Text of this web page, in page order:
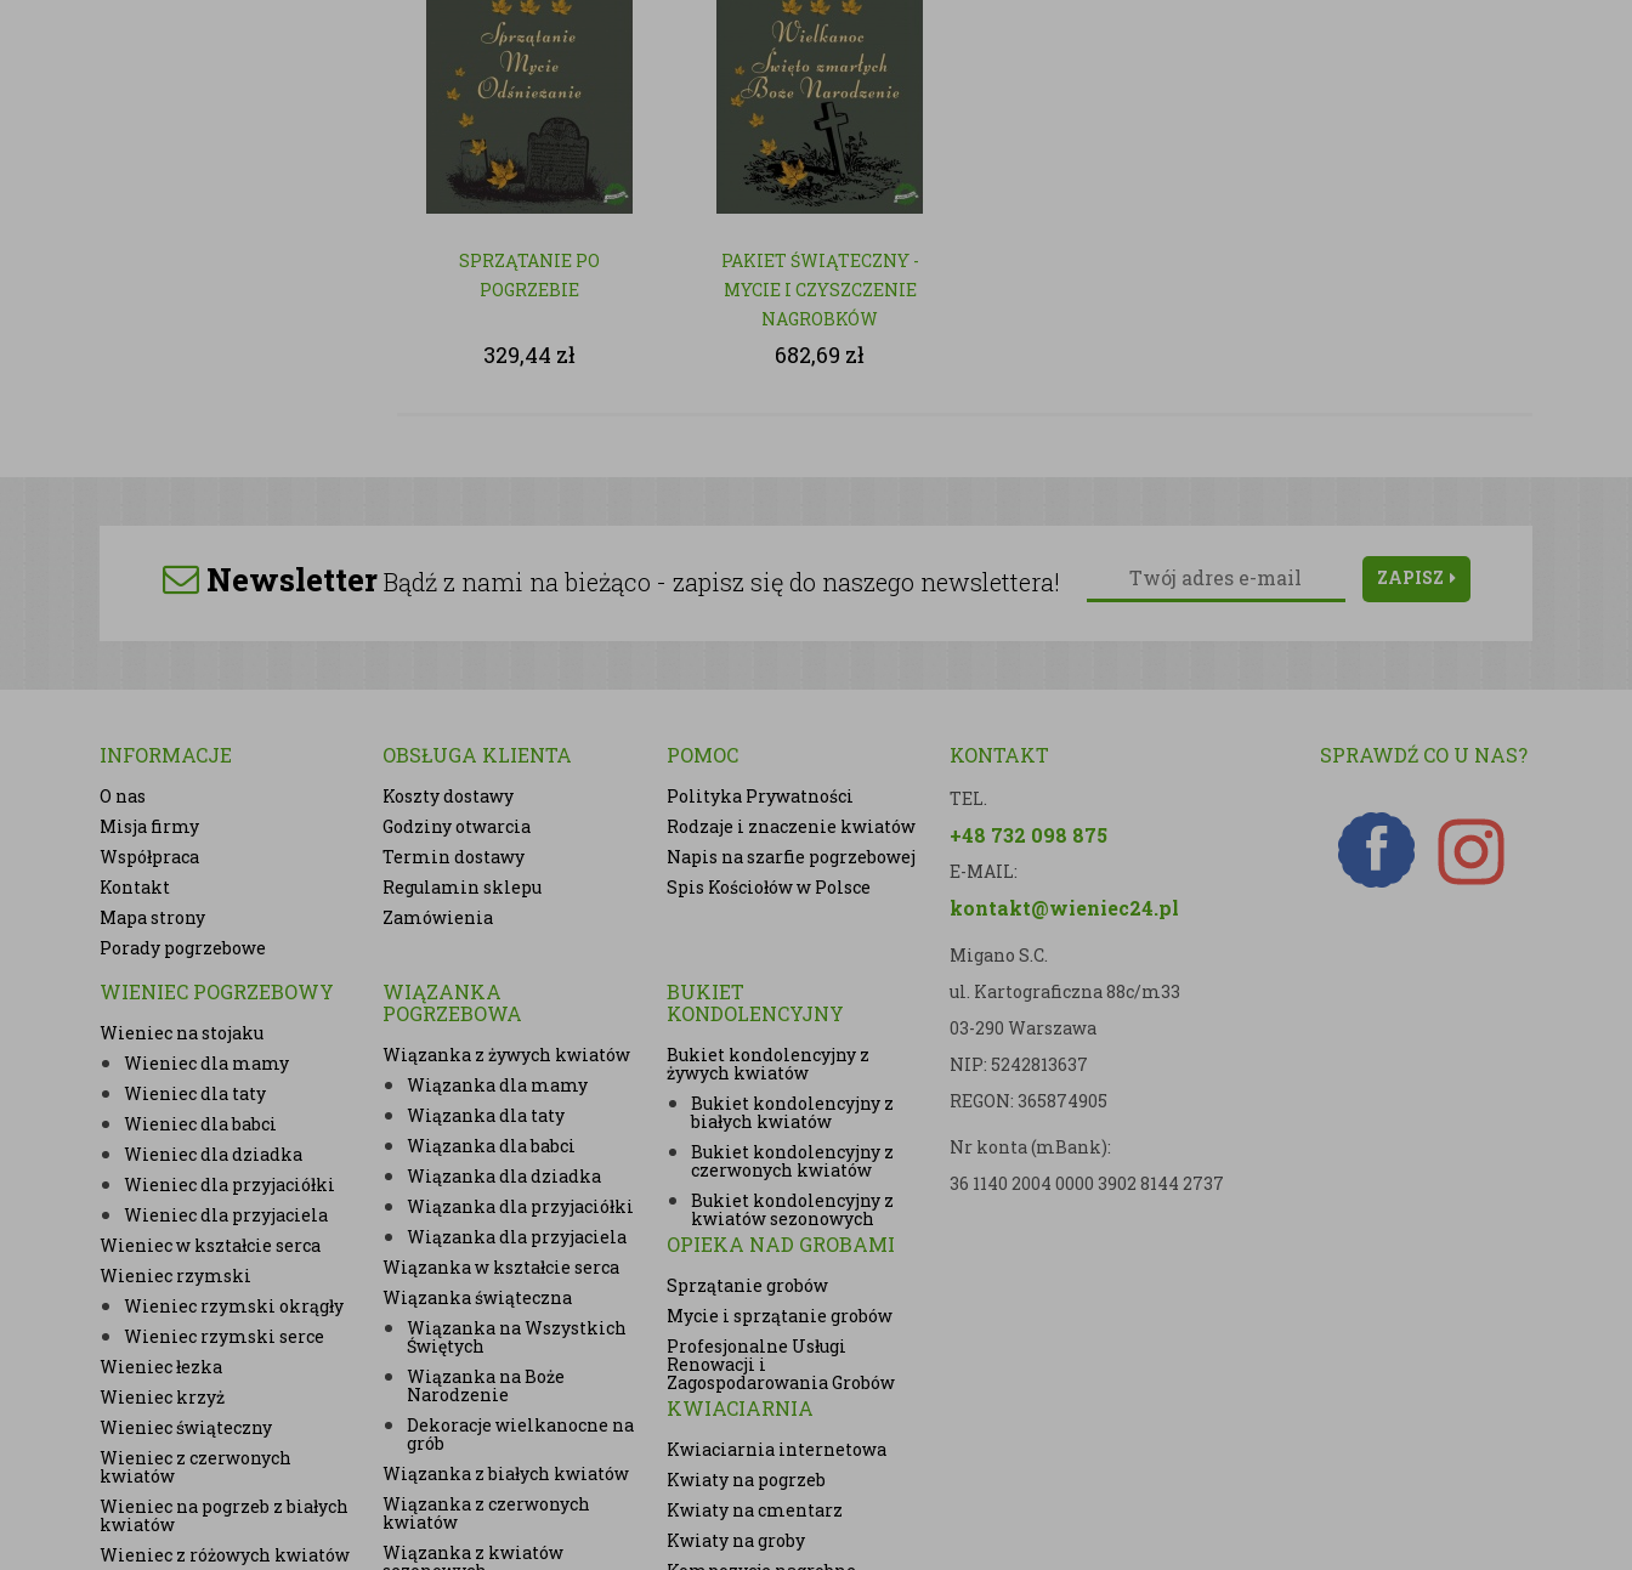
SPRZĄTANIE PO
POGRZEBIE
329,44 zł
PAKIET ŚWIĄTECZNY -
MYCIE I CZYSZCZENIE
NAGROBKÓW
682,69 zł
NewsletterBądź z nami na bieżąco - zapisz się do naszego newslettera! ZAPISZ
INFORMACJE
O nas
Misja firmy
Współpraca
Kontakt
Mapa strony
Porady pogrzebowe
OBSŁUGA KLIENTA
Koszty dostawy
Godziny otwarcia
Termin dostawy
Regulamin sklepu
Zamówienia
POMOC
Polityka Prywatności
Rodzaje i znaczenie kwiatów
Napis na szarfie pogrzebowej
Spis Kościołów w Polsce
WIENIEC POGRZEBOWY
Wieniec na stojaku
Wieniec dla mamy
Wieniec dla taty
Wieniec dla babci
Wieniec dla dziadka
Wieniec dla przyjaciółki
Wieniec dla przyjaciela
Wieniec w kształcie serca
Wieniec rzymski
Wieniec rzymski okrągły
Wieniec rzymski serce
Wieniec łezka
Wieniec krzyż
Wieniec świąteczny
Wieniec z czerwonych
kwiatów
Wieniec na pogrzeb z białych
kwiatów
Wieniec z różowych kwiatów
WIĄZANKA
POGRZEBOWA
Wiązanka z żywych kwiatów
Wiązanka dla mamy
Wiązanka dla taty
Wiązanka dla babci
Wiązanka dla dziadka
Wiązanka dla przyjaciółki
Wiązanka dla przyjaciela
Wiązanka w kształcie serca
Wiązanka świąteczna
Wiązanka na Wszystkich
Świętych
Wiązanka na Boże
Narodzenie
Dekoracje wielkanocne na
grób
Wiązanka z białych kwiatów
Wiązanka z czerwonych
kwiatów
Wiązanka z kwiatów
BUKIET
KONDOLENCYJNY
Bukiet kondolencyjny z
żywych kwiatów
Bukiet kondolencyjny z
białych kwiatów
Bukiet kondolencyjny z
czerwonych kwiatów
Bukiet kondolencyjny z
kwiatów sezonowych
OPIEKA NAD GROBAMI
Sprzątanie grobów
Mycie i sprzątanie grobów
Profesjonalne Usługi
Renowacji i
Zagospodarowania Grobów
KWIACIARNIA
Kwiaciarnia internetowa
Kwiaty na pogrzeb
Kwiaty na cmentarz
Kwiaty na groby
KONTAKT
TEL.
+48 732 098 875
E-MAIL:
kontakt@wieniec24.pl
Migano S.C.
ul. Kartograficzna 88c/m33
03-290 Warszawa
NIP: 5242813637
REGON: 365874905
Nr konta (mBank):
36 1140 2004 0000 3902 8144 2737
SPRAWDŹ CO U NAS?